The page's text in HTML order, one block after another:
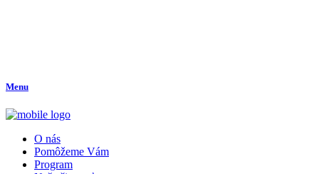
Menu
O nás
Pomôžeme Vám
Program